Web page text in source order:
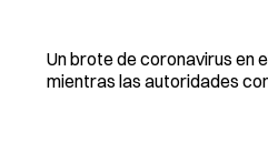
Un brote de coronavirus en
mientras las autoridades